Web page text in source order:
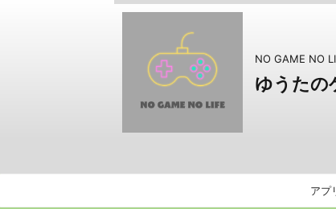
NO GAME NO
ゆうたの
アプ